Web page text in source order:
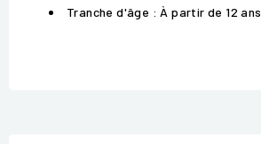
Tranche d'âge : À partir de 12 ans